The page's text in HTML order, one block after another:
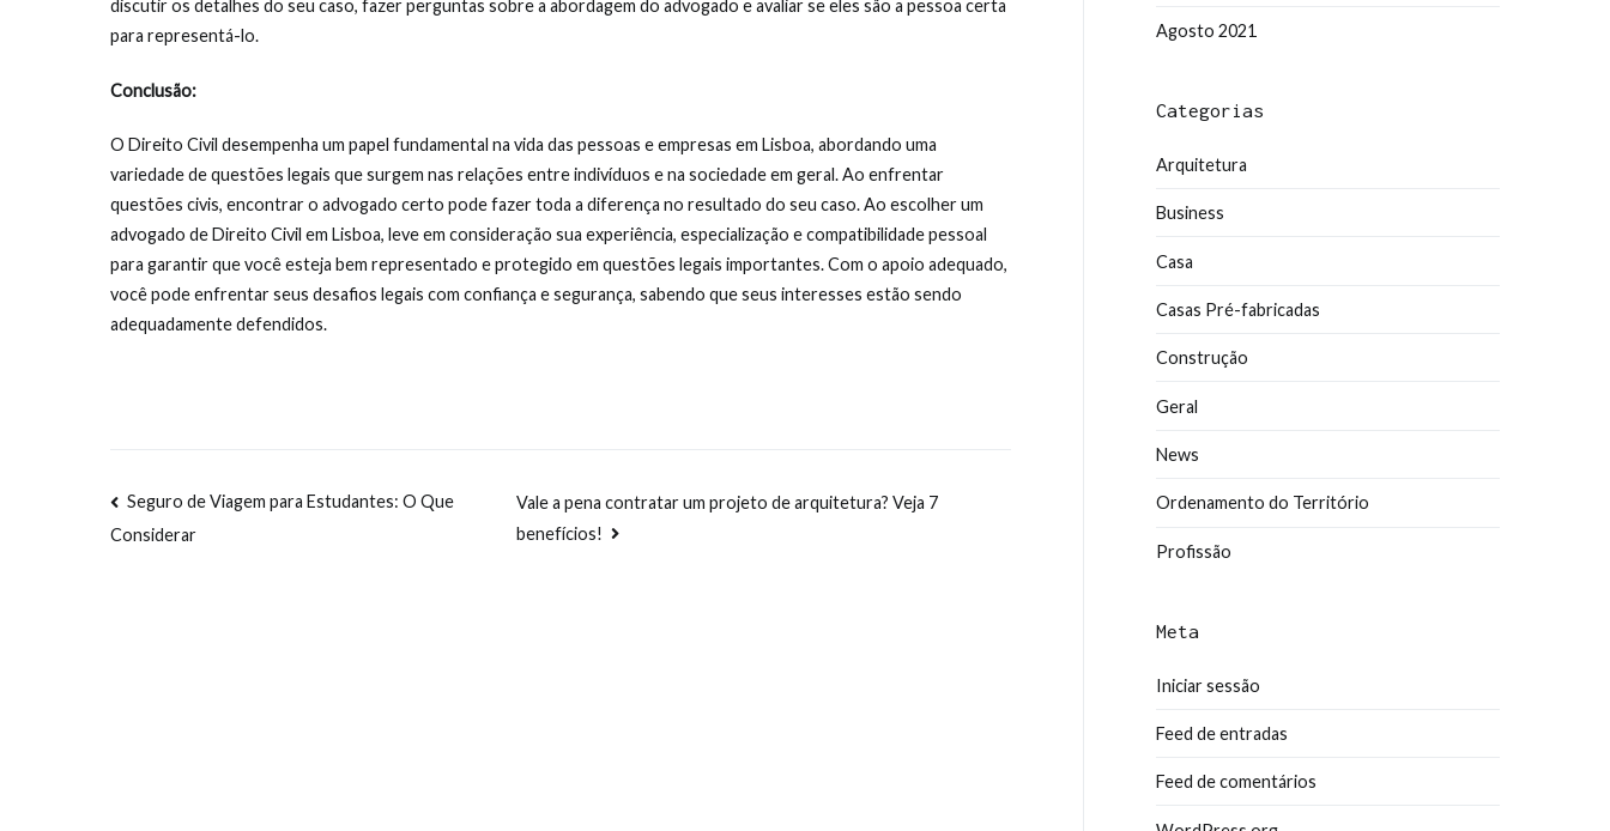
discutir os detalhes do seu caso, fazer perguntas sobre a abordagem do advogado e avaliar se eles são a pessoa certa
para representá-lo.
Conclusão:
O Direito Civil desempenha um papel fundamental na vida das pessoas e empresas em Lisboa, abordando uma
variedade de questões legais que surgem nas relações entre indivíduos e na sociedade em geral. Ao enfrentar
questões civis, encontrar o advogado certo pode fazer toda a diferença no resultado do seu caso. Ao escolher um
advogado de Direito Civil em Lisboa, leve em consideração sua experiência, especialização e compatibilidade pessoal
para garantir que você esteja bem representado e protegido em questões legais importantes. Com o apoio adequado,
você pode enfrentar seus desafios legais com confiança e segurança, sabendo que seus interesses estão sendo
adequadamente defendidos.
Navegação
Seguro de Viagem para Estudantes: O Que
Considerar
Vale a pena contratar um projeto de arquitetura? Veja 7
benefícios!
Agosto 2021
Categorias
Arquitetura
Business
Casa
Casas Pré-fabricadas
Construção
Geral
News
Ordenamento do Território
Profissão
Meta
Iniciar sessão
Feed de entradas
Feed de comentários